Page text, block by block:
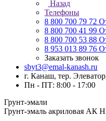
Назад
Телефоны
8 800 700 79 72
8 800 700 41 99
8 800 700 53 88
8 953 013 89 76
Заказать звонок
sbyt3@emal-kanash.ru
г. Канаш, тер.
Пн - ПТ: 8:00 - 17:00
Грунт-эмали
Грунт-эмаль акриловая АК